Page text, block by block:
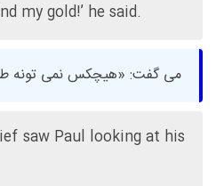
my gold!’ he said.
می گفت: «هیچکس نمی تونه
saw Paul looking at his